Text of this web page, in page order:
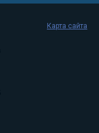
Карта сайта